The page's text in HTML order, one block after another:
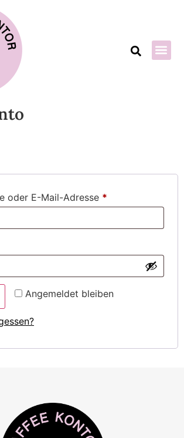
oder E-Mail-Adresse *
Angemeldet bleiben